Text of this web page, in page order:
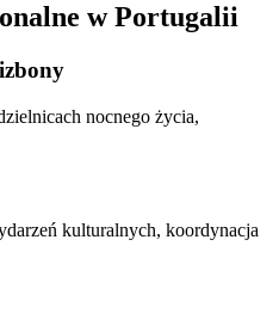
w Portugalii
nocnego życia,
kulturalnych, koordynacja